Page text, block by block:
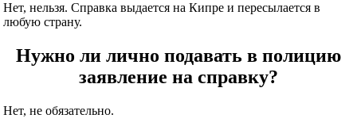
Нет, нельзя. Справка выдается на Кипре и пересылается в
любую страну.
Нужно ли лично подавать в полицию
заявление на справку?
Нет, не обязательно.